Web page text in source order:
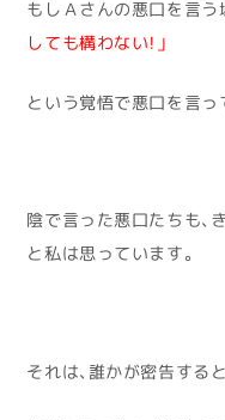
もしＡさんの悪口を言う
しても構わない！」
という覚悟で悪口を言っ
陰で言った悪口たちも、
と私は思っています。
それは、誰かが密告する